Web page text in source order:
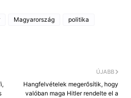
Magyarország
politika
ÚJABB
Hangfelvételek megerősítik, hogy
valóban maga Hitler rendelte el a